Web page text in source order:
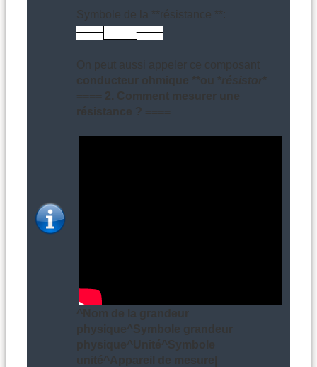
Symbole de la **résistance **:
On peut aussi appeler ce composant
conducteur ohmique **ou * résistor
*
==== 2. Comment mesurer une
résistance ? ====
^Nom de la grandeur
physique^Symbole grandeur
physique^Unité^Symbole
unité^Appareil de mesure|